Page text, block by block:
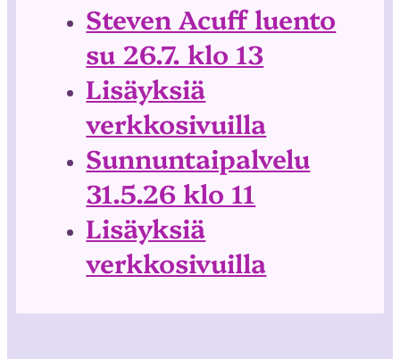
Steven Acuff luento
su 26.7. klo 13
Lisäyksiä
verkkosivuilla
Sunnuntaipalvelu
31.5.26 klo 11
Lisäyksiä
verkkosivuilla